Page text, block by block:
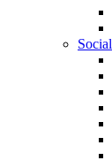
Social